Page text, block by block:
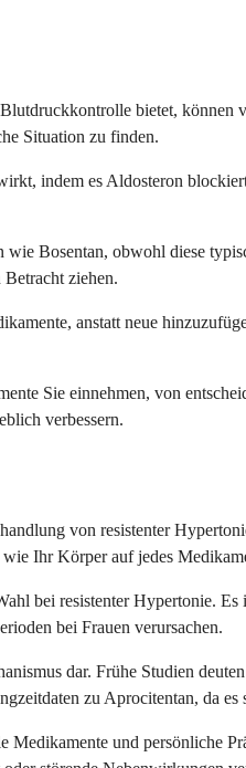
bietet,
Situation zu finden.
indem es Aldosteron
Bosentan, obwohl diese
ziehen.
anstatt neue
Sie einnehmen, von
verbessern.
von resistenter
Ihr Körper auf jedes
bei resistenter Hypertonie.
bei Frauen verursachen.
dar. Frühe Studien
zu Aprocitentan, da es
und persönliche